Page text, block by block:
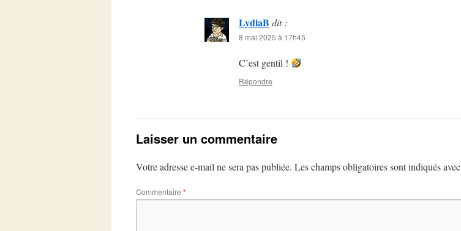
LydiaB dit :
8 mai 2025 à 17h45
C’est gentil !
Répondre
Laisser un commentaire
Votre adresse e-mail ne sera pas publiée. Les champs obligatoires sont indiqués avec
Commentaire *